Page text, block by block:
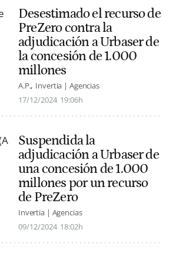
Desestimado el recurso de
PreZero contra la
adjudicación a Urbaser de
la concesión de 1.000
millones
A.P. Invertia | Agencias
17/12/2024 19:06h
Suspendida la
adjudicación a Urbaser de
una concesión de 1.000
millones por un recurso
de PreZero
Invertia | Agencias
09/12/2024 18:02h